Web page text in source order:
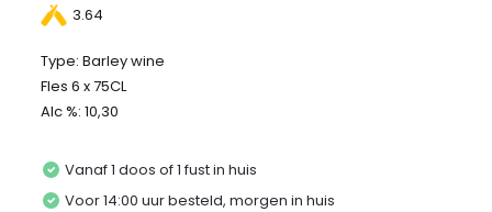
3.64
Type: Barley wine
Fles 6 x 75CL
Alc %: 10,30
Vanaf 1 doos of 1 fust in huis
Voor 14:00 uur besteld, morgen in huis